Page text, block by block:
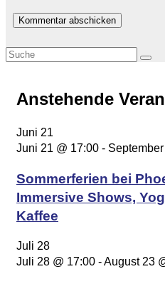
Anstehende
Juni 21
Juni 21 @ 17:00 -
Sommerferien bei
Immersive Shows,
Kaffee
Juli 28
Juli 28 @ 17:00 -August 23